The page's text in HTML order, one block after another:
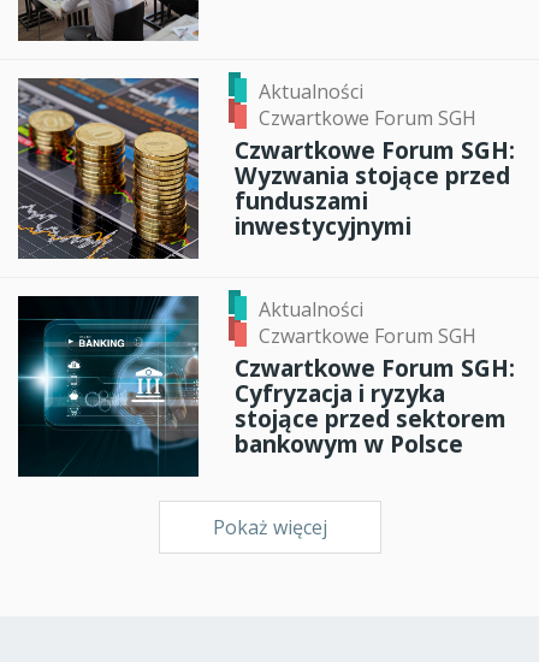
Aktualności
Czwartkowe Forum SGH
Czwartkowe Forum SGH:
Wyzwania stojące przed
funduszami
inwestycyjnymi
Aktualności
Czwartkowe Forum SGH
Czwartkowe Forum SGH:
Cyfryzacja i ryzyka
stojące przed sektorem
bankowym w Polsce
Pokaż więcej